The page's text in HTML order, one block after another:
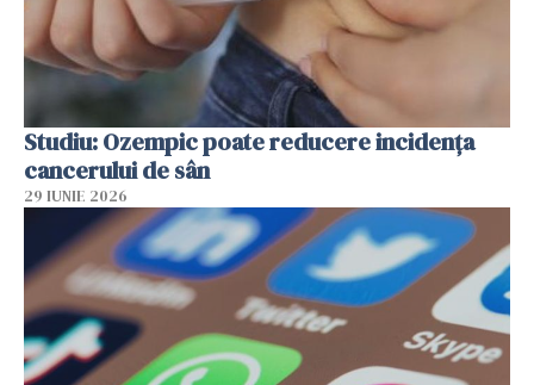
Studiu: Ozempic poate reducere incidența
cancerului de sân
29 IUNIE 2026